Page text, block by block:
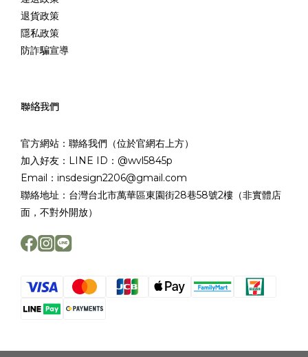
退貨政策
隱私政策
防詐騙宣導
聯絡我們
官方網站：聯絡我們（位於官網右上方）
加入好友：LINE ID：@wvl5845p
Email：insdesign2206@gmail.com
聯絡地址：台灣台北市萬華區東園街28巷58號2樓（非實體店
面，不對外開放）